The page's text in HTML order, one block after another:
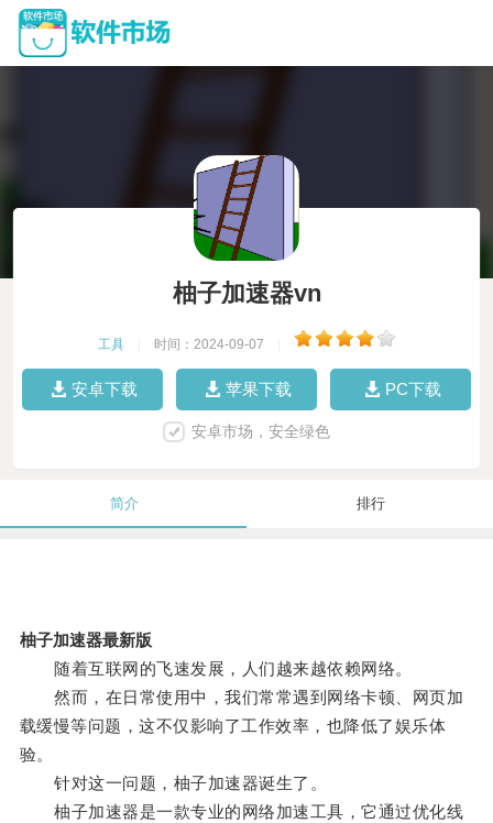
柚子加速器vn
工具 时间：2024-09-07
安卓下载 苹果下载 PC下载
安卓市场，安全绿色
简介 排行
柚子加速器最新版
随着互联网的飞速发展，人们越来越依赖网络。
然而，在日常使用中，我们常常遇到网络卡顿、网页加
载缓慢等问题，这不仅影响了工作效率，也降低了娱乐体
验。
针对这一问题，柚子加速器诞生了。
柚子加速器是一款专业的网络加速工具，它通过优化线